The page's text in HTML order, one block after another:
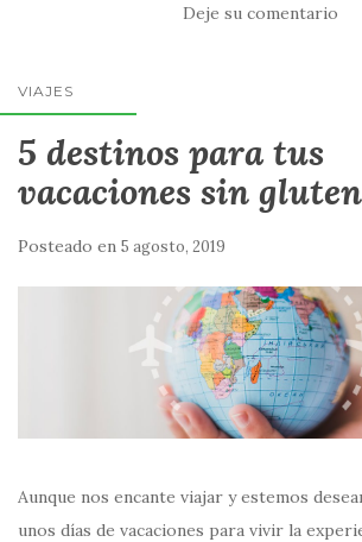
Deje su comentario
VIAJES
5 destinos para tus
vacaciones sin gluten
Posteado en 5 agosto, 2019
Aunque nos encante viajar y estemos
unos días de vacaciones para vivir la